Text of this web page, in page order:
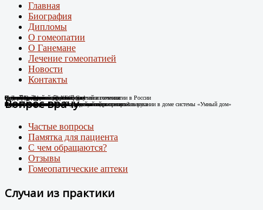
Главная
Биография
Дипломы
О гомеопатии
О Ганемане
Лечение гомеопатией
Новости
Контакты
Случай Вай-фай
Человек-антенна. Случай излечения.
Я не могу дышать без телефона!
Случай из практики
Новые препараты цифровой эры
Появились случаи плохого самочувствия при использовании в доме системы «Умный дом»
Лечение цифровой зависимости
про игровую зависимость у детей и подростков
К Дню гомеопатии: факты о развитии гомеопатии в России
Остеоартроз.
Случай из практики.
Соли Шюсслера
Какими гомеопатическими средствами что лечить?
Склероатрофический лихен. Случай излечения
Лечение Крауроза вульвы гомеопатией
Случай диабета
Лечение гомеопатией
Новый штамм ковида ХЕС.
Внимание: пришел новый вирусный штамм коронавируса
Вопрос врачу
Частые вопросы
Памятка для пациента
С чем обращаются?
Отзывы
Гомеопатические аптеки
Случаи из практики